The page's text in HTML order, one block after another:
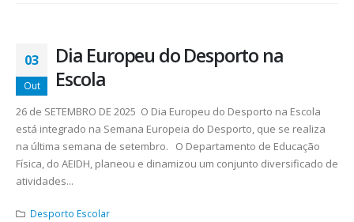
03
Out
Dia Europeu do Desporto na
Escola
26 de SETEMBRO DE 2025 O Dia Europeu do Desporto na Escola
está integrado na Semana Europeia do Desporto, que se realiza
na última semana de setembro. O Departamento de Educação
Física, do AEIDH, planeou e dinamizou um conjunto diversificado de
atividades...
Desporto Escolar